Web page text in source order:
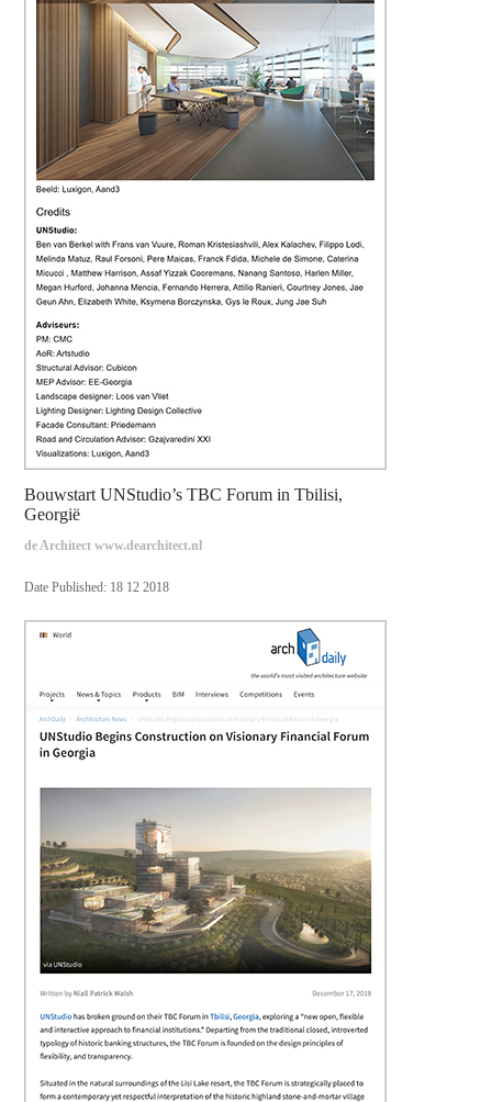
Bouwstart UNStudio’s TBC Forum in Tbilisi,
Georgië
de Architect www.dearchitect.nl
Date Published: 18 12 2018